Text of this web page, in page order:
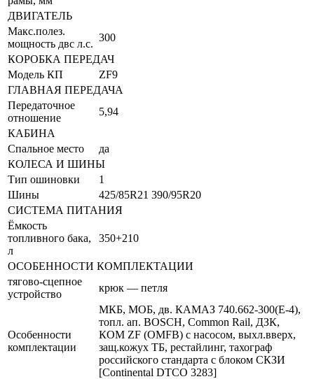
ДВИГАТЕЛЬ
Макс.полез.
мощность двс л.с.
300
КОРОБКА ПЕРЕДАЧ
Модель КП
ZF9
ГЛАВНАЯ ПЕРЕДАЧА
Передаточное
отношение
5,94
КАБИНА
Спальное место
да
КОЛЕСА И ШИНЫ
Тип ошиновки
1
Шины
425/85R21 390/95R20
СИСТЕМА ПИТАНИЯ
Ёмкость
топливного бака,
л
350+210
ОСОБЕННОСТИ КОМПЛЕКТАЦИИ
тягово-сцепное
устройство
крюк — петля
Особенности
комплектации
МКБ, МОБ, дв. КАМАЗ 740.662-300(Е-4),
топл. ап. BOSCH, Common Rail, ДЗК,
КОМ ZF (OMFB) с насосом, выхл.вверх,
защ.кожух ТБ, рестайлинг, тахограф
российского стандарта с блоком СКЗИ
[Continental DTCO 3283]